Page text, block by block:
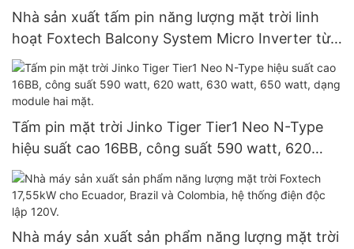
Nhà sản xuất tấm pin năng lượng mặt trời linh
hoạt Foxtech Balcony System Micro Inverter từ
Trung Quốc
Tấm pin mặt trời Jinko Tiger Tier1 Neo N-Type
hiệu suất cao 16BB, công suất 590 watt, 620
watt, 630 watt, 650 watt, dạng module hai mặt.
Nhà máy sản xuất sản phẩm năng lượng mặt trời